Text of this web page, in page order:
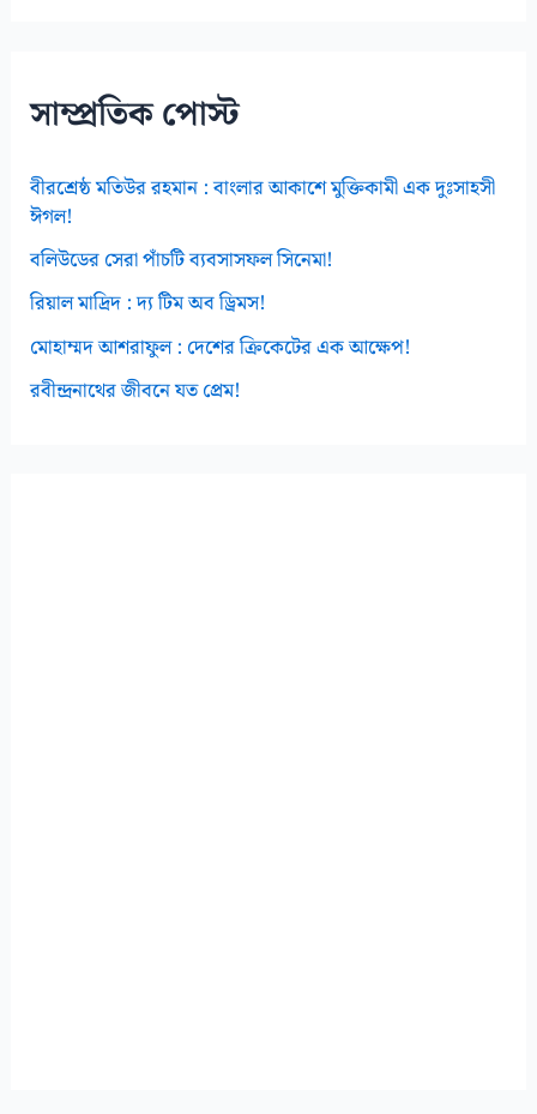
সাম্প্রতিক পোস্ট
বীরশ্রেষ্ঠ মতিউর রহমান : বাংলার আকাশে মুক্তিকামী এক দুঃসাহসী
ঈগল!
বলিউডের সেরা পাঁচটি ব্যবসাসফল সিনেমা!
রিয়াল মাদ্রিদ : দ্য টিম অব ড্রিমস!
মোহাম্মদ আশরাফুল : দেশের ক্রিকেটের এক আক্ষেপ!
রবীন্দ্রনাথের জীবনে যত প্রেম!